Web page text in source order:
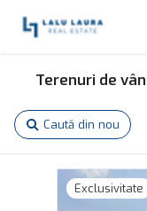
Terenuri de
Caută din nou
Exclusivitate